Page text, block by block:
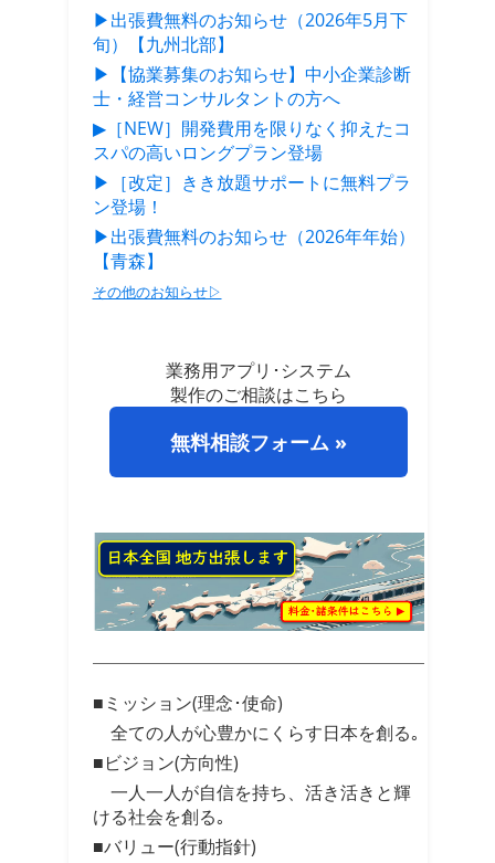
▶出張費無料のお知らせ（2026年5月下
旬）【九州北部】
▶【協業募集のお知らせ】中小企業診断
士・経営コンサルタントの方へ
▶［NEW］開発費用を限りなく抑えたコ
スパの高いロングプラン登場
▶［改定］きき放題サポートに無料プラ
ン登場！
▶出張費無料のお知らせ（2026年年始）
【青森】
その他のお知らせ▷
業務用アプリ･システム
製作のご相談はこちら
無料相談フォーム »
■ミッション(理念･使命)
全ての人が心豊かにくらす日本を創る｡
■ビジョン(方向性)
一人一人が自信を持ち、活き活きと輝
ける社会を創る｡
■バリュー(行動指針)